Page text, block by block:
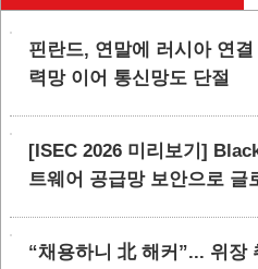
핀란드, 연말에 러시아 연
력망 이어 통신망도 단절
[ISEC 2026 미리보기]
트웨어 공급망 보안으로 글
“채용하니 北 해커”... 위장